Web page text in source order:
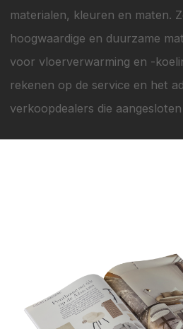
materialen, kleuren en maten.
hoogwaardige en duurzame
voor vloerverwarming en -
rekenen op de service en het
verkoopdealers die